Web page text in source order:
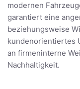
modernen
garantiert eine
beziehungsweise
kundenorientiertes
an firmeninterne
Nachhaltigkeit.